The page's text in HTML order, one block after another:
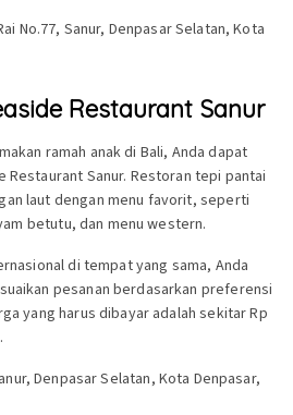
No.77, Sanur, Denpasar Selatan, Kota
Restaurant Sanur
ramah anak di Bali, Anda dapat
Restaurant Sanur. Restoran tepi pantai
laut dengan menu favorit, seperti
betutu, dan menu western.
di tempat yang sama, Anda
pesanan berdasarkan preferensi
yang harus dibayar adalah sekitar Rp
Denpasar Selatan, Kota Denpasar,